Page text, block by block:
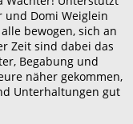
Domi Weiglein
bewogen, sich an
Zeit sind dabei das
Begabung und
näher gekommen,
Unterhaltungen gut